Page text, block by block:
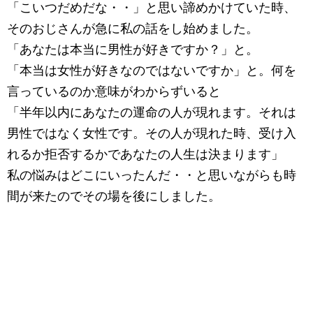
「こいつだめだな・・」と思い諦めかけていた時、
そのおじさんが急に私の話をし始めました。
「あなたは本当に男性が好きですか？」と。
「本当は女性が好きなのではないですか」と。何を
言っているのか意味がわからずいると
「半年以内にあなたの運命の人が現れます。それは
男性ではなく女性です。その人が現れた時、受け入
れるか拒否するかであなたの人生は決まります」
私の悩みはどこにいったんだ・・と思いながらも時
間が来たのでその場を後にしました。